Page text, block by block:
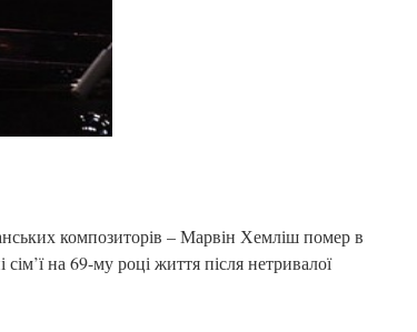
композиторів – Марвін Хемліш помер в
на 69-му році життя після нетривалої